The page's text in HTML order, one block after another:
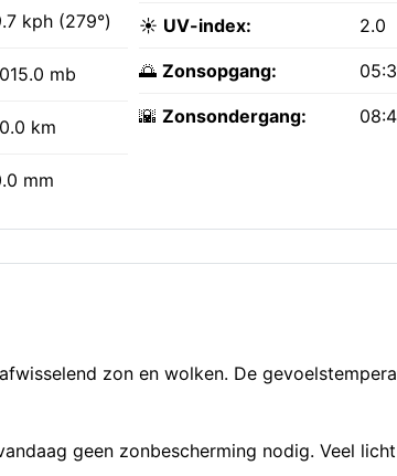
kph (279°)
mb
km
mm
☀️ UV-index: 2.0
🌅 Zonsopgang:
🌇 Zonsondergang:
zon en wolken. De
geen zonbescherming nodig. Veel